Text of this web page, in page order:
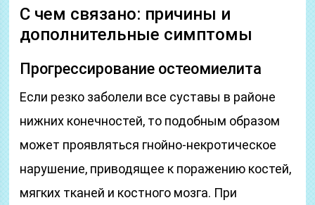
С чем связано: причины и
дополнительные симптомы
Прогрессирование остеомиелита
Если резко заболели все суставы в районе
нижних конечностей, то подобным образом
может проявляться гнойно-некротическое
нарушение, приводящее к поражению костей,
мягких тканей и костного мозга. При